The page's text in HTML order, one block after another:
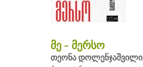
მე – მერსო
თეონა დოლენჯაშვილი